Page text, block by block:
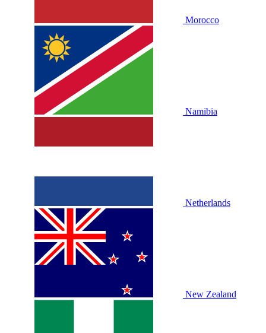
Morocco
Namibia
Netherlands
New Zealand